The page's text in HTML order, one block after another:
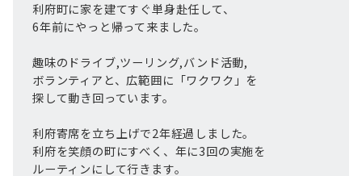
利府町に家を建てすぐ単身赴任して、
6年前にやっと帰って来ました。
趣味のドライブ,ツーリング,バンド活動,
ボランティアと、広範囲に「ワクワク」を
探して動き回っています。
利府寄席を立ち上げで2年経過しました。
利府を笑顔の町にすべく、年に3回の実施を
ルーティンにして行きます。